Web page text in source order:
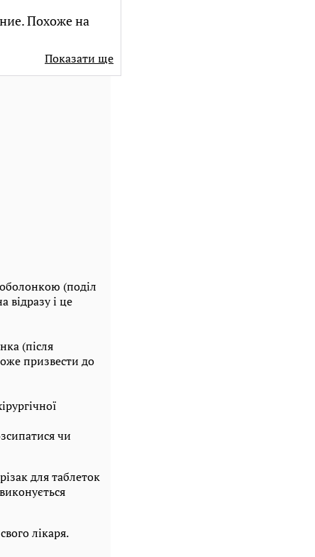
Похоже на
Показати ще
(поділ
відразу і це
(після
призвести до
чи
для таблеток
лікаря.